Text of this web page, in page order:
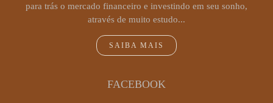
para trás o mercado financeiro e investindo em seu sonho,
através de muito estudo...
SAIBA MAIS
FACEBOOK